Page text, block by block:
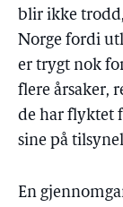
blir ikke
Norge fordi
er trygt nok
flere årsaker,
de har flyktet
sine på
En